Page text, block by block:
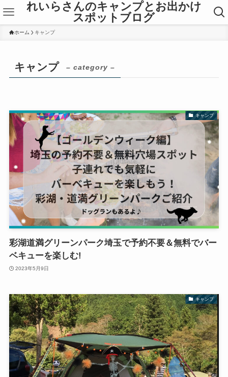
れいらさんのキャンプとお出かけ
スポットブログ
ホーム キャンプ
キャンプ – category –
キャンプ
彩湖道満グリーンパーク埼玉で予約不要＆無料でバー
ベキューを楽しむ!
2023年5月9日
キャンプ